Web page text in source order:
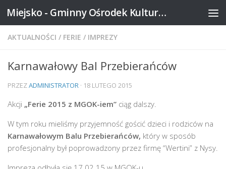
Skip to content Miejsko - Gminny Ośrodek Kultury w Mikstacie
AKTUALNOŚCI / FERIE / IMPREZY
Karnawałowy Bal Przebierańców
PRZEZADMINISTRATOR · 18 LUTEGO 2015
Akcji „Ferie 2015 z MGOK-iem” ciąg dalszy.
W tym roku mieliśmy przyjemność gościć dzieci i rodziców na
Karnawałowym Balu Przebierańców, który w sposób
profesjonalny był poprowadzony przez firmę “Wertini” z Nysy.